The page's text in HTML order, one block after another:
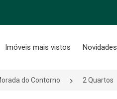
Imóveis mais vistos Novidades
do Contorno 2 Quartos